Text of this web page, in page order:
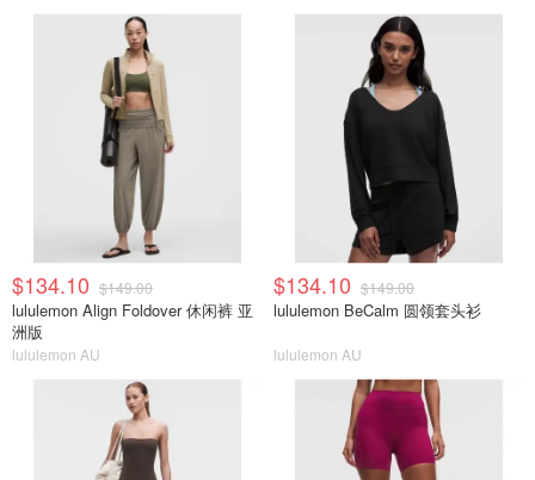
$134.10 $149.00
lululemon Align Foldover 休闲裤 亚
洲版
lululemon AU
$134.10 $149.00
lululemon BeCalm 圆领套头衫
lululemon AU